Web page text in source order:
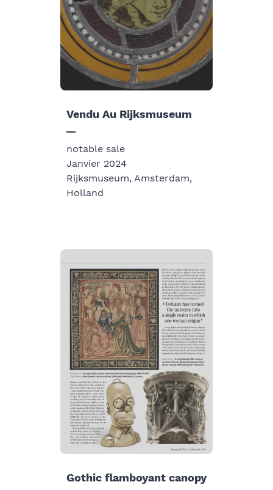
Vendu Au Rijksmuseum
notable sale
Janvier 2024
Rijksmuseum, Amsterdam,
Holland
Gothic flamboyant canopy